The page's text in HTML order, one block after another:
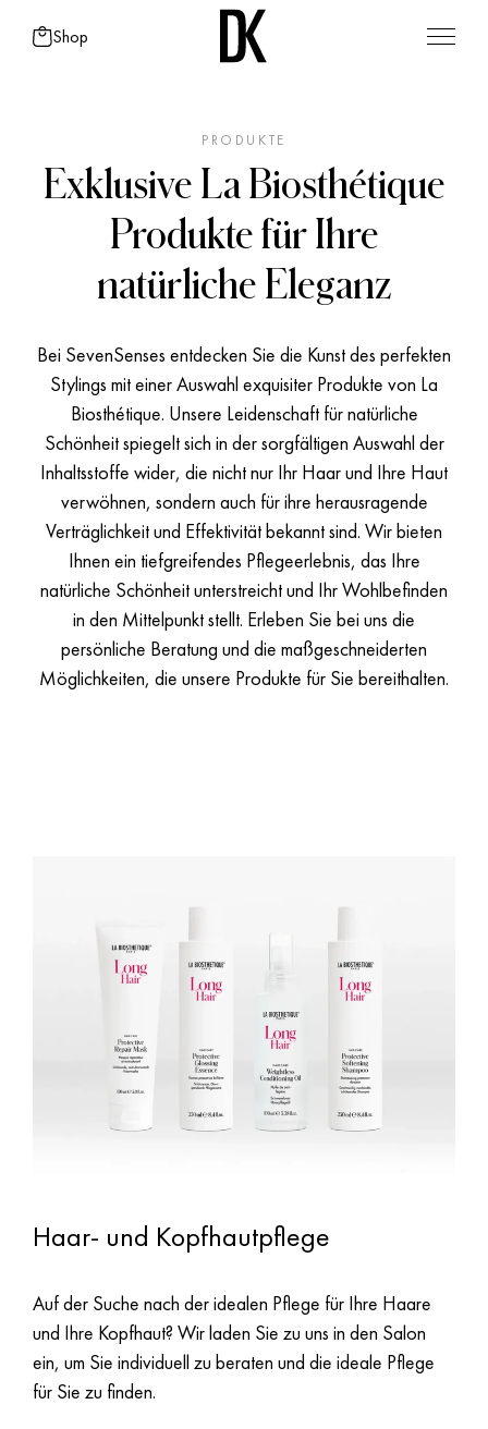
Shop
PRODUKTE
Exklusive La Biosthétique
Produkte für Ihre
natürliche Eleganz
Bei SevenSenses entdecken Sie die Kunst des perfekten
Stylings mit einer Auswahl exquisiter Produkte von La
Biosthétique. Unsere Leidenschaft für natürliche
Schönheit spiegelt sich in der sorgfältigen Auswahl der
Inhaltsstoffe wider, die nicht nur Ihr Haar und Ihre Haut
verwöhnen, sondern auch für ihre herausragende
Verträglichkeit und Effektivität bekannt sind. Wir bieten
Ihnen ein tiefgreifendes Pflegeerlebnis, das Ihre
natürliche Schönheit unterstreicht und Ihr Wohlbefinden
in den Mittelpunkt stellt. Erleben Sie bei uns die
persönliche Beratung und die maßgeschneiderten
Möglichkeiten, die unsere Produkte für Sie bereithalten.
Haar- und Kopfhautpflege
Auf der Suche nach der idealen Pflege für Ihre Haare
und Ihre Kopfhaut? Wir laden Sie zu uns in den Salon
ein, um Sie individuell zu beraten und die ideale Pflege
für Sie zu finden.